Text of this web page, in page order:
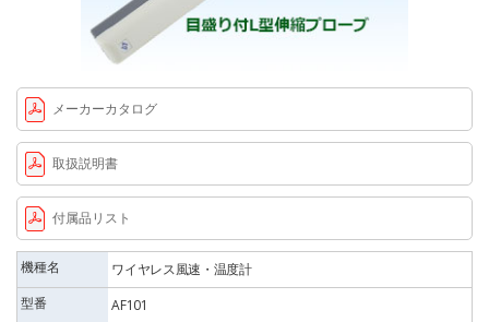
メーカーカタログ
取扱説明書
付属品リスト
機種名
ワイヤレス風速・温度計
型番
AF101